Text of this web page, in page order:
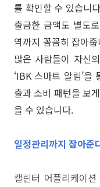
를 확인할 수 있습니
출금한 금액도 별도
역까지 꼼꼼히 잡아
많은 사람들이 자신
‘IBK 스마트 알림’을
출과 소비 패턴을 보
을 수 있습니다.
일정관리까지 잡아준
캘린터 어플리케이